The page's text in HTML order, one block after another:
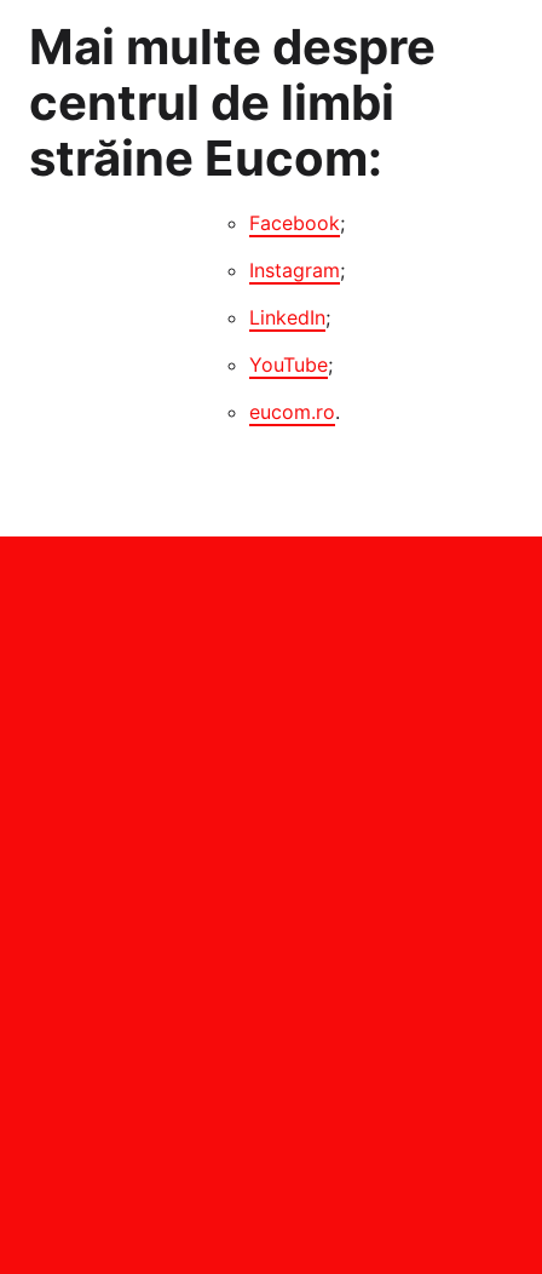
Mai multe despre
centrul de limbi
străine Eucom:
Facebook;
Instagram;
LinkedIn;
YouTube;
eucom.ro.